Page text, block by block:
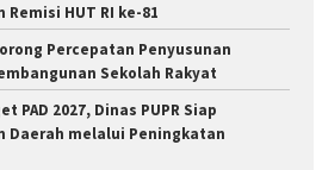
HUT RI ke-81
Percepatan Penyusunan
Sekolah Rakyat
PAD 2027, Dinas PUPR Siap
Daerah melalui Peningkatan